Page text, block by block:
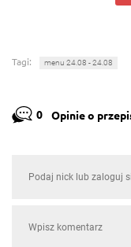
Tagi: menu 24.08 - 24.08
0 Opinie o